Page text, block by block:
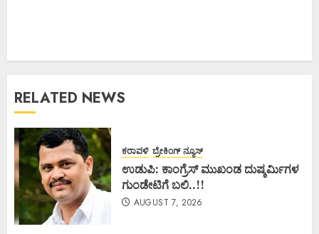
RELATED NEWS
ಕರಾವಳಿ ಬ್ರೇಕಿಂಗ್ ನ್ಯೂಸ್
ಉಡುಪಿ: ಕಾಂಗ್ರೆಸ್ ಮುಖಂಡ ದುಷ್ಕರ್ಮಿಗಳ
ಗುಂಡೇಟಿಗೆ ಬಲಿ..!!
AUGUST 7, 2026